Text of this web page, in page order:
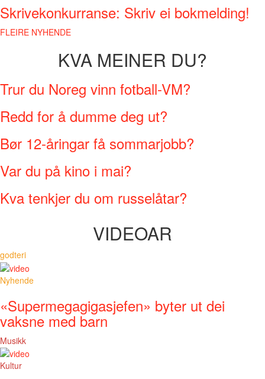
Skrivekonkurranse: Skriv ei bokmelding!
FLEIRE NYHENDE
KVA MEINER DU?
Trur du Noreg vinn fotball-VM?
Redd for å dumme deg ut?
Bør 12-åringar få sommarjobb?
Var du på kino i mai?
Kva tenkjer du om russelåtar?
VIDEOAR
godteri
Nyhende
«Supermegagigasjefen» byter ut dei
vaksne med barn
Musikk
Kultur